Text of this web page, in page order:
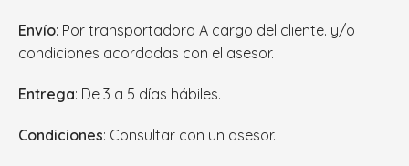
Envío: Por transportadora A cargo del cliente. y/o
condiciones acordadas con el asesor.
Entrega: De 3 a 5 días hábiles.
Condiciones: Consultar con un asesor.